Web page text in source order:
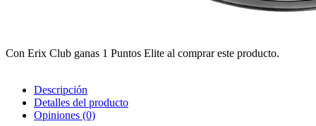
Con Erix Club ganas 1 Puntos Elite al comprar este producto.
Descripción
Detalles del producto
Opiniones (0)